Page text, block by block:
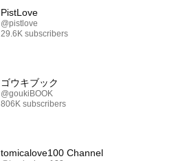
PistLove
@pistlove
29.6K subscribers
ゴウキブック
@goukiBOOK
806K subscribers
tomicalove100 Channel